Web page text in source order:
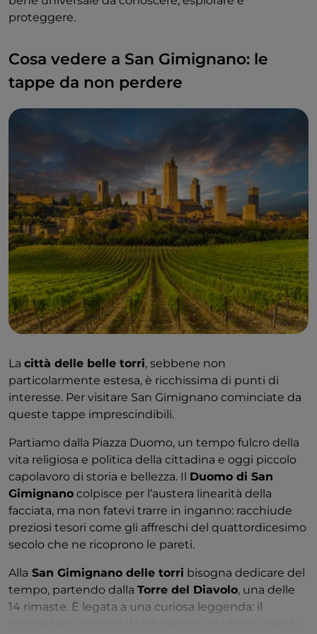
proteggere.
Cosa vedere a San Gimignano: le
tappe da non perdere
La città delle belle torri, sebbene non
particolarmente estesa, è ricchissima di punti di
interesse. Per visitare San Gimignano cominciate da
queste tappe imprescindibili.
Partiamo dalla Piazza Duomo, un tempo fulcro della
vita religiosa e politica della cittadina e oggi piccolo
capolavoro di storia e bellezza. Il Duomo di San
Gimignano colpisce per l’austera linearità della
facciata, ma non fatevi trarre in inganno: racchiude
preziosi tesori come gli affreschi del quattordicesimo
secolo che ne ricoprono le pareti.
Alla San Gimignano delle torri bisogna dedicare del
tempo, partendo dalla Torre del Diavolo, una delle
14 rimaste. È legata a una curiosa leggenda: il